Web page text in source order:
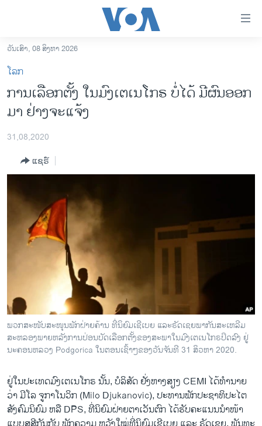
ເຂົ້າ
ຫາ
ຂ້າມ
ຂ້າມ
ຫາ
ອາເມຣິກາ
ຂ່າວ​ຈີນ
ໂລກ
ເອເຊຍ
ອິດສະຫຼະພາບດ້ານການຂ່າວ
ຊີວິດຊາວລາວ
ຊຸມຊົນຊາວລາວ
ວິທະຍາສາດ-ເທັກໂນໂລຈີ
ທຸລະກິດ
ພາສາອັງກິດ
ວີດີໂອ
ສຽງ
ລາຍການກະຈາຍສຽງ
ລາຍງານ
ຕິດຕາມພວກເຮົາ ທີ່
ວັນເສົາ, 08 ສິງຫາ 2026
ໂລກ
ການເລືອກຕັ້ງ ໃນມົງເຕເນໂກຣ ບໍ່ໄດ້ ມີຜົນອອກ
ມາ ຢ່າງຈະແຈ້ງ
31,08,2020
ແຊຣ໌
ພວກສະໜັບສະໜຸນພັກຝ່າຍຄ້ານ ທີ່ນິຍົມເຊີເບຍ ແລະຣັດເຊຍພາກັນສະເຫລີມ
ສະຫລອງພາຍຫລັງການປ່ອນບັດເລືອກຕັ້ງຂອງສະພາໃນມົງເຕເນໂກຣປິດລົງ ຢູ່
ນະຄອນຫລວງ Podgorica ໃນຕອນເຊົ້າໆຂອງວັນຈັນທີ 31 ສິວຫາ 2020.
ຢູ່ໃນປະເທດມົງເຕເນໂກຣ ນັ້ນ, ບໍລິສັດ ຢັ່ງຫາງສຽງ CEMI ໄດ້ທໍານາຍ
ວ່າ ມີໂລ ຈູກາໂນວິກ (Milo Djukanovic), ປະທານພັກປະຊາທິປະໄຕ
ສັງຄົມນິຍົມ ຫລື DPS, ທີ່ນິຍົມຝ່າຍຕາເວັນຕົກ ໄດ້ຮັບຄະແນນນໍາໜ້າ